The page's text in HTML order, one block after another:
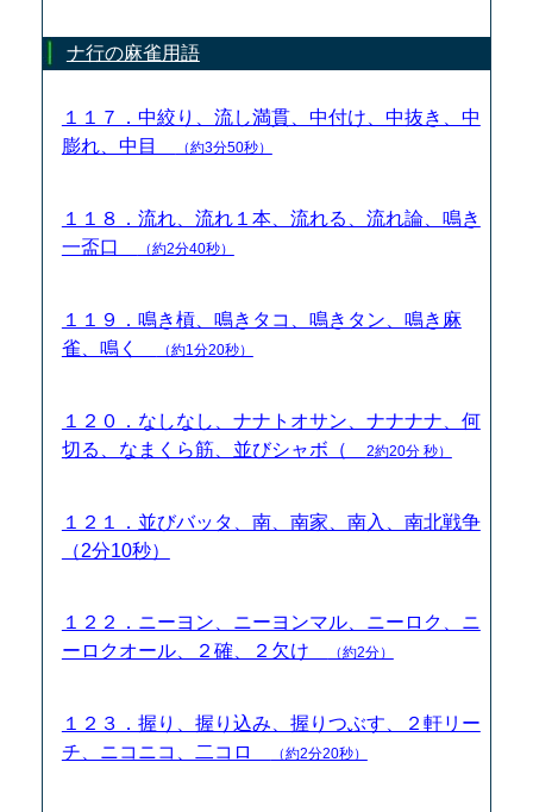
ナ行の麻雀用語
１１７．中絞り、流し満貫、中付け、中抜き、中
膨れ、中目
（約3分50秒）
１１８．流れ、流れ１本、流れる、流れ論、鳴き
一盃口
（約2分40秒）
１１９．鳴き槓、鳴きタコ、鳴きタン、鳴き麻
雀、鳴く
（約1分20秒）
１２０．なしなし、ナナトオサン、ナナナナ、何
切る、なまくら筋、並びシャボ（
2約20分 秒）
１２１．並びバッタ、南、南家、南入、南北戦争
（2分10秒）
１２２．ニーヨン、ニーヨンマル、ニーロク、ニ
ーロクオール、２確、２欠け
（約2分）
１２３．握り、握り込み、握りつぶす、２軒リー
チ、ニコニコ、二コロ
（約2分20秒）